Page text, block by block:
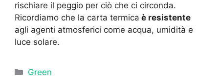
rischiare il peggio per ciò che ci circonda.
Ricordiamo che la carta termica è resistente
agli agenti atmosferici come acqua, umidità e
luce solare.
Categorie
Green